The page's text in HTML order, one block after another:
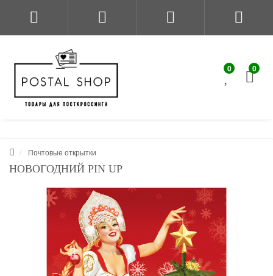
0 0
Почтовые открытки
НОВОГОДНИЙ PIN UP